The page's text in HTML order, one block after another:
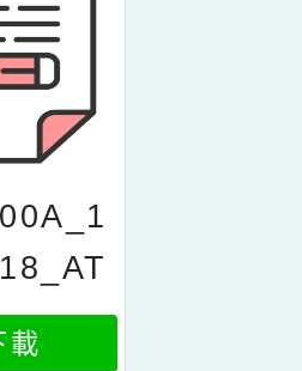
載